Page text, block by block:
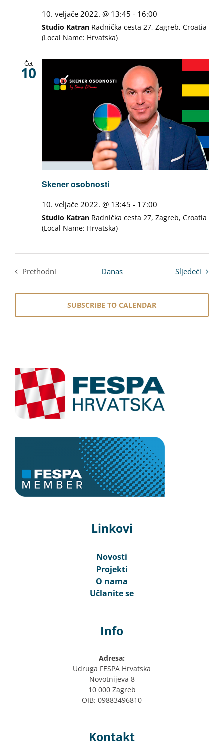
10. veljače 2022. @ 13:45 - 16:00
Studio Katran Radnička cesta 27, Zagreb, Croatia
(Local Name: Hrvatska)
Čet
10
Skener osobnosti
10. veljače 2022. @ 13:45 - 17:00
Studio Katran Radnička cesta 27, Zagreb, Croatia
(Local Name: Hrvatska)
Prethodni
Danas Sljedeći
SUBSCRIBE TO CALENDAR
Linkovi
Novosti
Projekti
O nama
Učlanite se
Info
Adresa:
Udruga FESPA Hrvatska
Novotnijeva 8
10 000 Zagreb
OIB: 09883496810
Kontakt